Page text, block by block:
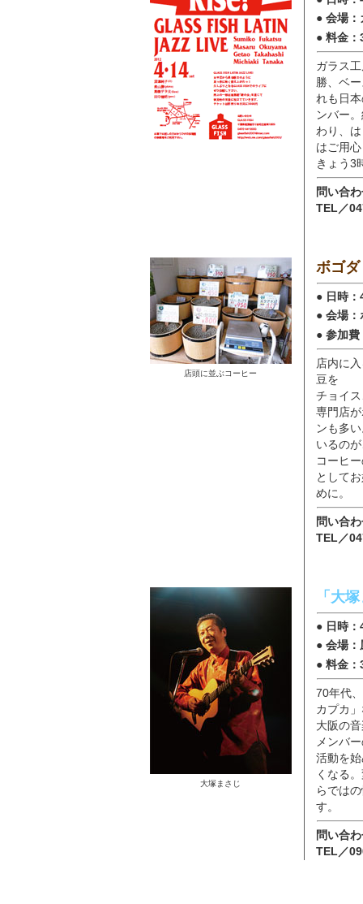
● 会場
● 料金
ガラス
勝、ベ
れも日
ンバー
わり、
はご用
きょう3
問い合
TEL／
店頭に並ぶコーヒー
ボゴ
● 日時
● 会場：
● 参加
店内に
豆を
チョイ
専門店
ンも多
いるの
コーヒ
として
めに。
問い合
TEL／
大塚まさじ
「大
● 日時
● 会場：
● 料金
70年代
カプカ
大阪の
メンバ
活動を
くなる
らでは
す。
問い合
TEL／